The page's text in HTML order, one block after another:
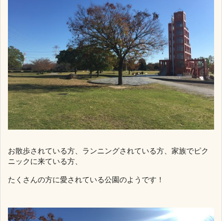
お散歩されている方、ランニングされている方、家族でピク
ニックに来ている方、
たくさんの方に愛されている公園のようです！